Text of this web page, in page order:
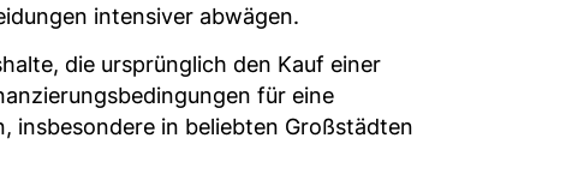
intensiver abwägen.
die ursprünglich den Kauf einer
für eine
insbesondere in beliebten Großstädten